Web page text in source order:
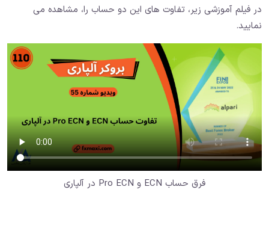
در فیلم آموزشی زیر، تفاوت های این دو حساب را، مشاهده می
نمایید.
فرق حساب ECN و Pro ECN در آلپاری